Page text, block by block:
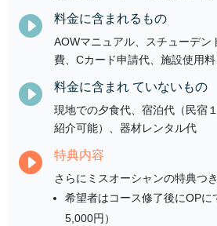
 料金に含まれるもの
AOWマニュアル、スチューデン
費、Cカード申請代、施設使用
 料金に含まれ ていないもの
現地での夕食代、宿泊代（民宿
紹介可能）、器材レンタル代
 特典内容
さらにミスオーシャンの特典つき
希望者はコース修了後にOPに
5,000円）